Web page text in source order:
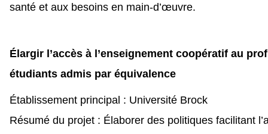
santé et aux besoins en main-d’œuvre.
Élargir l’accès à l’enseignement coopératif au
étudiants admis par équivalence
Établissement principal : Université Brock
Résumé du projet : Élaborer des politiques facilitant